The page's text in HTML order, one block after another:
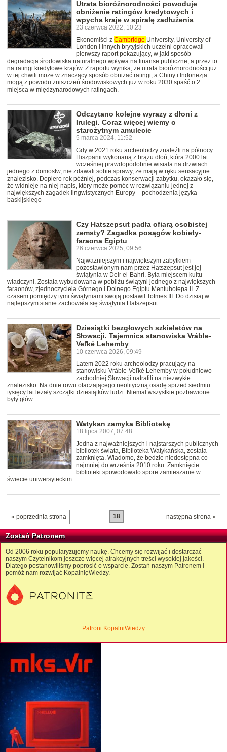
Utrata bioróżnorodności powoduje
obniżenie ratingów kredytowych i
wpycha kraje w spiralę zadłużenia
23 czerwca 2022, 10:23
Ekonomiści z Cambridge University, University of
London i innych brytyjskich uczelni opracowali
pierwszy raport pokazujący, w jaki sposób
degradacja środowiska naturalnego wpływa na finanse publiczne, a przez to
na ratingi kredytowe krajów. Z raportu wynika, że utrata bioróżnorodności już
w tej chwili może w znaczący sposób obniżać ratingi, a Chiny i Indonezja
mogą z powodu zniszczeń środowiskowych już w roku 2030 spaść o 2
miejsca w międzynarodowych ratingach.
Odczytano kolejne wyrazy z dłoni z
Irulegi. Coraz więcej wiemy o
starożytnym amulecie
5 marca 2024, 11:52
Gdy w 2021 roku archeolodzy znaleźli na północy
Hiszpanii wykonaną z brązu dłoń, która 2000 lat
wcześniej prawdopodobnie wisiała na drzwiach
jednego z domostw, nie zdawali sobie sprawy, że mają w ręku sensacyjne
znalezisko. Dopiero rok później, podczas konserwacji zabytku, okazało się,
że widnieje na niej napis, który może pomóc w rozwiązaniu jednej z
największych zagadek lingwistycznych Europy – pochodzenia języka
baskijskiego
Czy Hatszepsut padła ofiarą osobistej
zemsty? Zagadka posągów kobiety-
faraona Egiptu
26 czerwca 2025, 09:56
Najważniejszym i największym zabytkiem
pozostawionym nam przez Hatszepsut jest jej
świątynia w Deir el-Bahri. Była miejscem kultu
władczyni. Została wybudowana w pobliżu świątyni jednego z największych
faraonów, zjednoczyciela Górnego i Dolnego Egiptu Mentuhotepa II. Z
czasem pomiędzy tymi świątyniami swoją postawił Totmes III. Do dzisiaj w
najlepszym stanie zachowała się świątynia Hatszepsut.
Dziesiątki bezgłowych szkieletów na
Słowacji. Tajemnica stanowiska Vráble-
Veľké Lehemby
10 czerwca 2026, 09:49
Latem 2022 roku archeolodzy pracujący na
stanowisku Vráble-Veľké Lehemby w południowo-
zachodniej Słowacji natrafili na niezwykłe
znalezisko. Na dnie rowu otaczającego neolityczną osadę sprzed siedmiu
tysięcy lat leżały szczątki dziesiątków ludzi. Niemal wszystkie pozbawione
były głów.
Watykan zamyka Bibliotekę
18 lipca 2007, 07:48
Jedna z najważniejszych i najstarszych publicznych
bibliotek świata, Biblioteka Watykańska, została
zamknięta. Wiadomo, że będzie niedostępna co
najmniej do września 2010 roku. Zamknięcie
biblioteki spowodowało spore zamieszanie w
świecie uniwersyteckim.
« poprzednia strona następna strona »
… 18 …
Zostań Patronem
Od 2006 roku popularyzujemy naukę. Chcemy się rozwijać i dostarczać
naszym Czytelnikom jeszcze więcej atrakcyjnych treści wysokiej jakości.
Dlatego postanowiliśmy poprosić o wsparcie. Zostań naszym Patronem i
pomóż nam rozwijać KopalnięWiedzy.
Patroni KopalniWiedzy